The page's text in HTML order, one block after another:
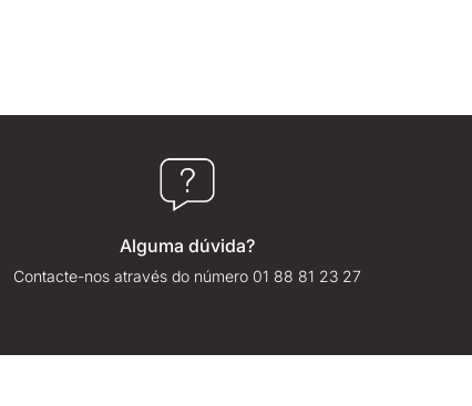
Alguma dúvida?
Contacte-nos através do número 01 88 81 23 27